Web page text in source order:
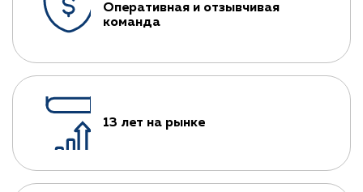
Оперативная и отзывчивая
команда
13 лет на рынке